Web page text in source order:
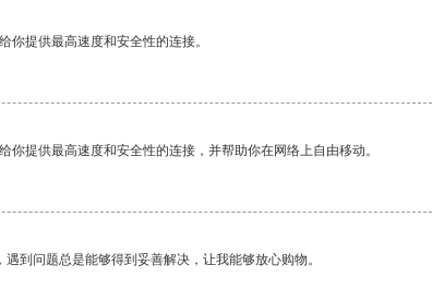
你提供最高速度和安全性的连接。
你提供最高速度和安全性的连接，并帮助你在网络上自由移动。
到问题总是能够得到妥善解决，让我能够放心购物。